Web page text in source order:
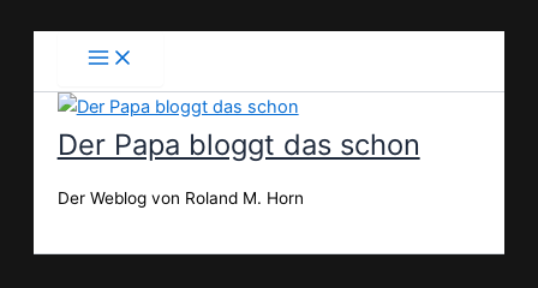
Der Papa bloggt das schon
Der Weblog von Roland M. Horn